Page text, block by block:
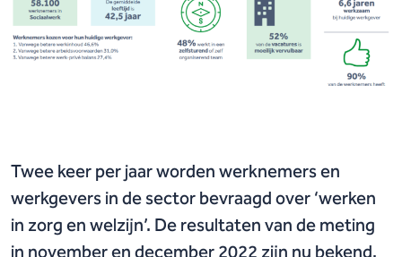
Twee keer per jaar worden werknemers en
werkgevers in de sector bevraagd over ‘werken
in zorg en welzijn’. De resultaten van de meting
in november en december 2022 zijn nu bekend.